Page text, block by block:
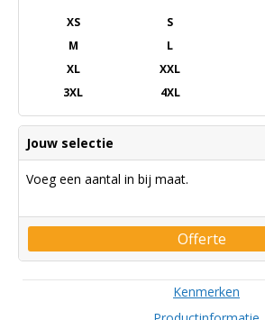
XS
S
M
L
XL
XXL
3XL
4XL
Jouw selectie
Voeg een aantal in bij maat.
Offerte
Kenmerken